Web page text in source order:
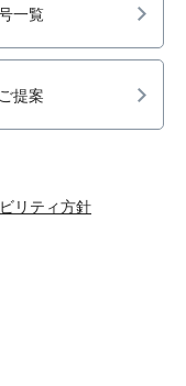
一覧
提案
リティ方針